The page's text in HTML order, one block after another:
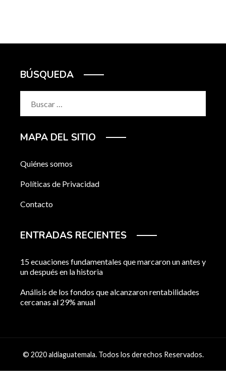
BÚSQUEDA
MAPA DEL SITIO
Quiénes somos
Políticas de Privacidad
Contacto
ENTRADAS RECIENTES
15 ecuaciones fundamentales que marcaron un antes y
un después en la historia
Análisis de los fondos que alcanzaron rentabilidades
cercanas al 29% anual
© 2020 aldiaguatemala. Todos los derechos Reservados.